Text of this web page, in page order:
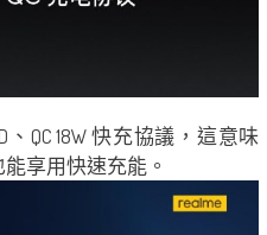
、QC 18W 快充協議，這意味
享用快速充能。